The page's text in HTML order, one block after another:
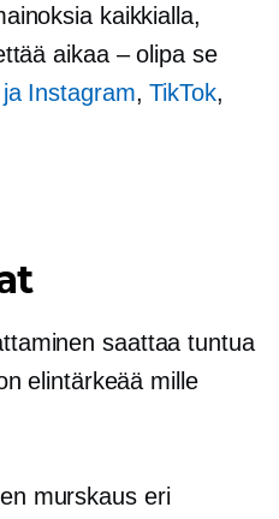
kaikkialla,
aikaa – olipa se
Instagram,TikTok,
saattaa tuntua
elintärkeää mille
murskaus eri